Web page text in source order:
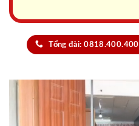
Tổng đài: 0818.400.400